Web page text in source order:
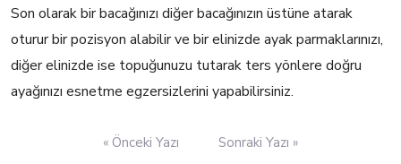
Son olarak bir bacağınızı diğer bacağınızın üstüne atarak
oturur bir pozisyon alabilir ve bir elinizde ayak parmaklarınızı,
diğer elinizde ise topuğunuzu tutarak ters yönlere doğru
ayağınızı esnetme egzersizlerini yapabilirsiniz.
« Önceki Yazı Sonraki Yazı »